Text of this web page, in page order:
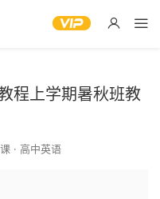
程上学期暑秋班教
· 高中英语